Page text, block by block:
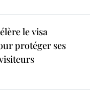
le visa
protéger ses